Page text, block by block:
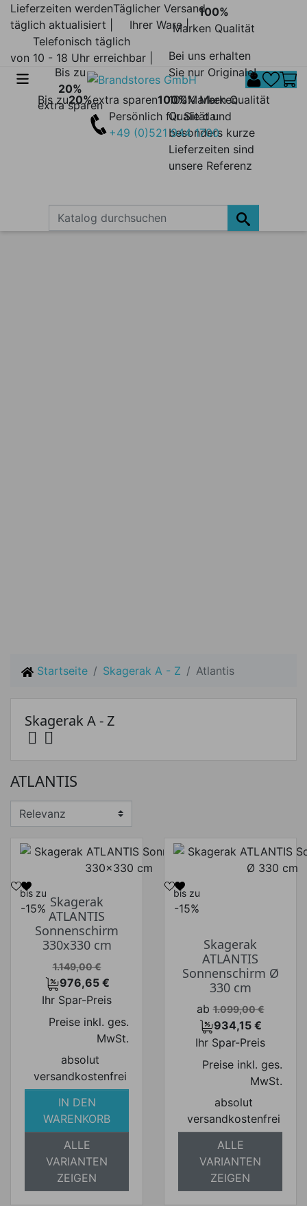
Lieferzeiten werden
täglich aktualisiert |
Täglicher Versand
Ihrer Ware |
Telefonisch täglich
von 10 - 18 Uhr erreichbar |
Bis zu20%extra sparen
Bis zu
20%
extra sparen
100%Marken Qualität
100%
Marken Qualität
Bei uns erhalten
Sie nur Originale!
100% Marken
Qualität und
besonders kurze
Lieferzeiten sind
unsere Referenz
Persönlich für Sie da:
+49 (0)521 944 1700
Startseite Skagerak A - Z Atlantis
Preis von
Skagerak A - Z
 
ATLANTIS
bis zu
-15% Skagerak
ATLANTIS
Sonnenschirm
330x330 cm
Verkaufspreis
1.149,00 €
Preis
976,65 €
Ihr Spar-Preis
Preise inkl. ges.
MwSt.
absolut
versandkostenfrei
IN DEN
WARENKORB
ALLE
VARIANTEN
ZEIGEN
bis zu
-15%
Skagerak
ATLANTIS
Sonnenschirm Ø
330 cm
Verkaufspreis
ab 1.099,00 €
Preis
934,15 €
Ihr Spar-Preis
Preise inkl. ges.
MwSt.
absolut
versandkostenfrei
ALLE
VARIANTEN
ZEIGEN